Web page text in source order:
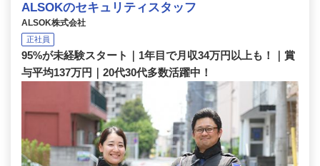
ALSOKのセキュリティスタッフ
ALSOK株式会社
正社員
95%が未経験スタート｜1年目で月収34万円以上も！｜賞
与平均137万円｜20代30代多数活躍中！